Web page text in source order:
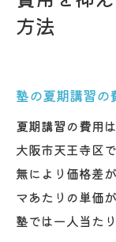
方法
塾の夏期講習の
夏期講習の費用
大阪市天王寺区
無により価格差
マあたりの単価
塾では一人当た